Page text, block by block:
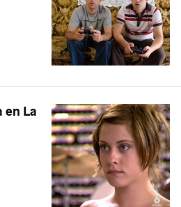
en La